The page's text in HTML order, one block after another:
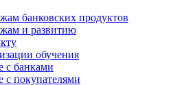
банковских продуктов
и развитию
обучения
с банками
с покупателями